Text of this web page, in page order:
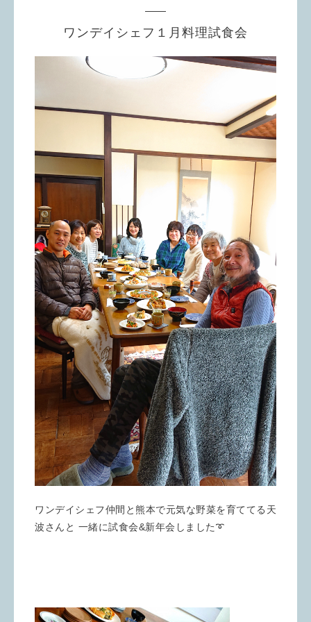
ワンデイシェフ１月料理試食会
ワンデイシェフ仲間と熊本で元気な野菜を育ててる天
波さんと 一緒に試食会&新年会しました➰